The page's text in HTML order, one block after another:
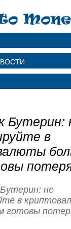
Бутерин:
в